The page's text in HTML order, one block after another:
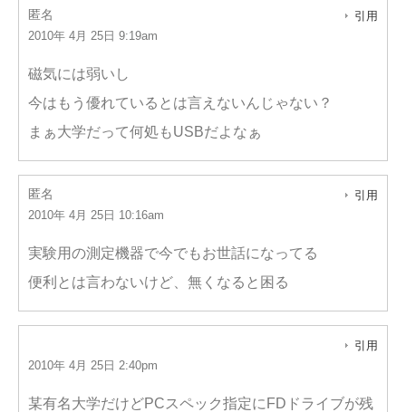
匿名
2010年 4月 25日 9:19am
引用
磁気には弱いし
今はもう優れているとは言えないんじゃない？
まぁ大学だって何処もUSBだよなぁ
匿名
2010年 4月 25日 10:16am
引用
実験用の測定機器で今でもお世話になってる
便利とは言わないけど、無くなると困る
2010年 4月 25日 2:40pm
引用
某有名大学だけどPCスペック指定にFDドライブが残